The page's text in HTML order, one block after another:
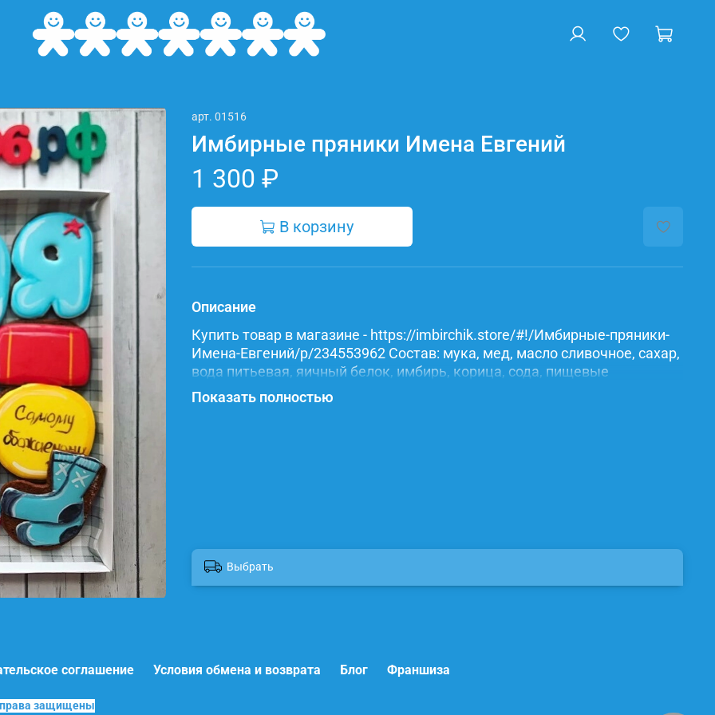
арт. 01516
Имбирные пряники Имена Евгений
1 300 ₽
В корзину
Описание
Купить товар в магазине - https://imbirchik.store/#!/Имбирные-пряники-
Имена-Евгений/p/234553962 Состав: мука, мед, масло сливочное, сахар,
вода питьевая, яичный белок, имбирь, корица, сода, пищевые
красители.
Показать полностью
Выбрать
соглашение Условия обмена и возврата Блог Франшиза
права защищены